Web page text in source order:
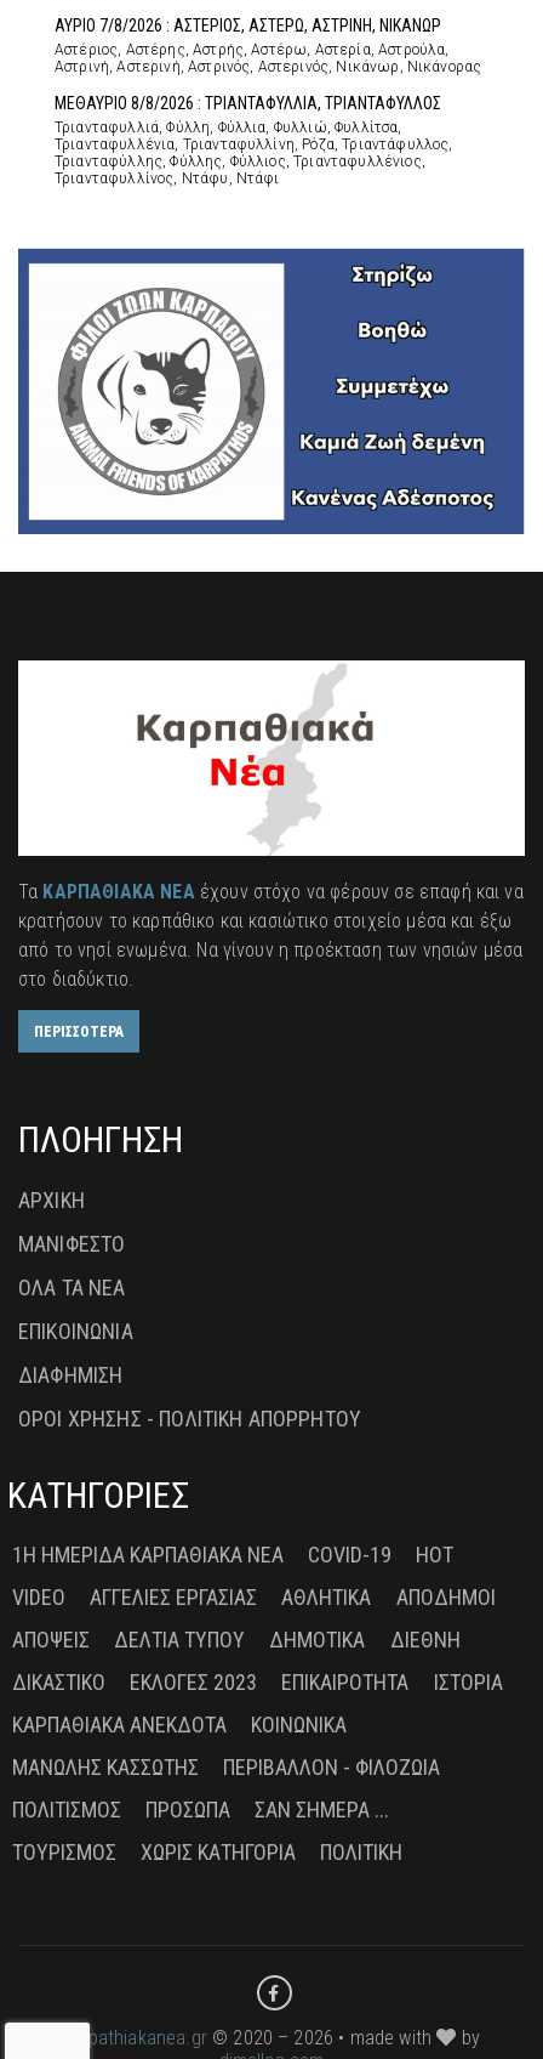
ΑΥΡΙΟ 7/8/2026 : ΑΣΤΕΡΙΟΣ, ΑΣΤΕΡΩ, ΑΣΤΡΙΝΗ, ΝΙΚΑΝΩΡ
Αστέριος, Αστέρης, Αστρής, Αστέρω, Αστερία, Αστρούλα,
Αστρινή, Αστερινή, Αστρινός, Αστερινός, Νικάνωρ, Νικάνορας
ΜΕΘΑΥΡΙΟ 8/8/2026 : ΤΡΙΑΝΤΑΦΥΛΛΙΑ, ΤΡΙΑΝΤΑΦΥΛΛΟΣ
Τριανταφυλλιά, Φύλλη, Φύλλια, Φυλλιώ, Φυλλίτσα,
Τριανταφυλλένια, Τριανταφυλλίνη, Ρόζα, Τριαντάφυλλος,
Τριανταφύλλης, Φύλλης, Φύλλιος, Τριανταφυλλένιος,
Τριανταφυλλίνος, Ντάφυ, Ντάφι
Τα ΚΑΡΠΑΘΙΑΚΑ ΝΕΑέχουν στόχο να φέρουν σε επαφή και να
κρατήσουν το καρπάθικο και κασιώτικο στοιχείο μέσα και έξω
από το νησί ενωμένα. Να γίνουν η προέκταση των νησιών μέσα
στο διαδύκτιο.
ΠΕΡΙΣΣΟΤΕΡΑ
ΠΛΟΗΓΗΣΗ
ΑΡΧΙΚΗ
ΜΑΝΙΦΕΣΤΟ
ΟΛΑ ΤΑ ΝΕΑ
ΕΠΙΚΟΙΝΩΝΙΑ
ΔΙΑΦΗΜΙΣΗ
ΟΡΟΙ ΧΡΗΣΗΣ - ΠΟΛΙΤΙΚΗ ΑΠΟΡΡΗΤΟΥ
ΚΑΤΗΓΟΡΙΕΣ
1Η ΗΜΕΡΊΔΑ ΚΑΡΠΑΘΙΑΚΆ ΝΈΑ COVID-19
HOT
VIDEO
ΑΓΓΕΛΊΕΣ ΕΡΓΑΣΊΑΣ ΑΘΛΗΤΙΚΆ
ΑΠΌΔΗΜΟΙ
ΑΠΌΨΕΙΣ
ΔΕΛΤΊΑ ΤΎΠΟΥ ΔΗΜΟΤΙΚΆ
ΔΙΕΘΝΉ
ΔΙΚΑΣΤΙΚΌ
ΕΚΛΟΓΈΣ 2023 ΕΠΙΚΑΙΡΌΤΗΤΑ
ΙΣΤΟΡΊΑ
ΚΑΡΠΑΘΙΑΚΆ ΑΝΈΚΔΟΤΑ
ΚΟΙΝΩΝΙΚΆ
ΜΑΝΏΛΗΣ ΚΑΣΣΏΤΗΣ
ΠΕΡΙΒΆΛΛΟΝ - ΦΙΛΟΖΩΊΑ
ΠΟΛΙΤΙΣΜΌΣ
ΠΡΌΣΩΠΑ
ΣΑΝ ΣΉΜΕΡΑ ...
ΤΟΥΡΙΣΜΌΣ
ΧΩΡΊΣ ΚΑΤΗΓΟΡΊΑ ΠΟΛΙΤΙΚΉ
karpathiakanea.gr© 2020 – 2026 • made with
by